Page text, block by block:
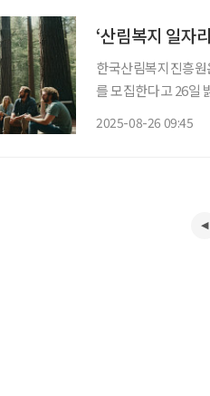
‘산림복지 일자
한국산림복지진흥원
를 모집한다고 26일 밝혔다. 이번 사업은 국립나주숲체원에서 오는 9
2025-08-26 09:45